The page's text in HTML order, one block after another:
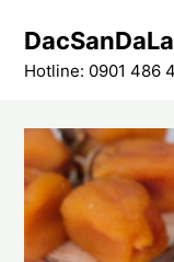
content
Hotline: 0901 486